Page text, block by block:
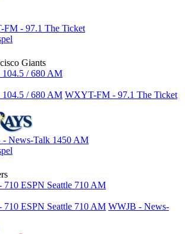
- 97.1 The Ticket
Giants
/ 680 AM
/ 680 AM WXYT-FM - 97.1 The Ticket
- News-Talk 1450 AM
ESPN Seattle 710 AM
ESPN Seattle 710 AM WWJB - News-